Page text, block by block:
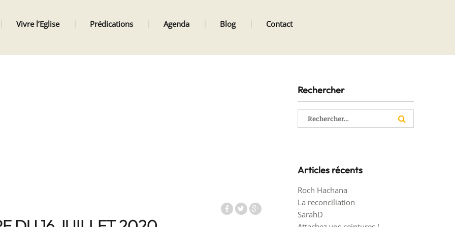
Vivre l’Eglise Prédications Agenda Blog Contact
Rechercher
Rechercher :
Articles récents
Roch Hachana
La reconciliation
SarahD